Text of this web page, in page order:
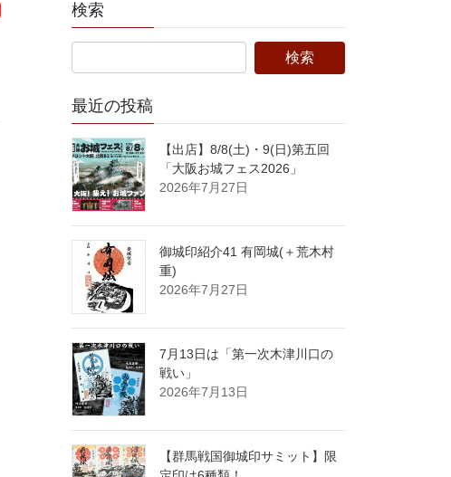
検索
最近の投稿
【出店】8/8(土)・9(日)第五回
「大阪お城フェス2026」
2026年7月27日
御城印紹介41 有岡城(＋荒木村
重)
2026年7月27日
7月13日は「第一次木津川口の
戦い」
2026年7月13日
【群馬戦国御城印サミット】限